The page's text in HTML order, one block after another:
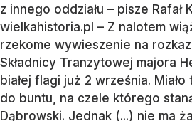
z innego oddziału – pisze Rafał
wielkahistoria.pl – Z nalotem
rzekome wywieszenie na
Składnicy Tranzytowej majora
białej flagi już 2 września.
do buntu, na czele którego
Dąbrowski. Jednak (...) nie ma